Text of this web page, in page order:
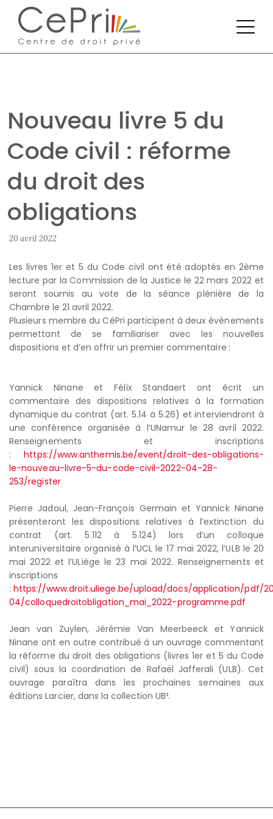
Nouveau livre 5 du
Code civil : réforme
du droit des
obligations
20 avril 2022
Les livres 1er et 5 du Code civil ont été adoptés en 2ème
lecture par la Commission de la Justice le 22 mars 2022 et
seront soumis au vote de la séance plénière de la
Chambre le 21 avril 2022.
Plusieurs membre du CéPri participent à deux évènements
permettant de se familiariser avec les nouvelles
dispositions et d’en offrir un premier commentaire :
Yannick Ninane et Félix Standaert ont écrit un
commentaire des dispositions relatives à la formation
dynamique du contrat (art. 5.14 à 5.26) et interviendront à
une conférence organisée à l’UNamur le 28 avril 2022.
Renseignements et inscriptions
:https://www.anthemis.be/event/droit-des-obligations-
le-nouveau-livre-5-du-code-civil-2022-04-28-
253/register
Pierre Jadoul, Jean-François Germain et Yannick Ninane
présenteront les dispositions relatives à l’extinction du
contrat (art. 5.112 à 5.124) lors d’un colloque
interuniversitaire organisé à l’UCL le 17 mai 2022, l’ULB le 20
mai 2022 et l’ULiège le 23 mai 2022. Renseignements et
inscriptions
: https://www.droit.uliege.be/upload/docs/application/pdf/
04/colloquedroitobligation_mai_2022-programme.pdf
Jean van Zuylen, Jérémie Van Meerbeeck et Yannick
Ninane ont en outre contribué à un ouvrage commentant
la réforme du droit des obligations (livres 1er et 5 du Code
civil) sous la coordination de Rafaël Jafferali (ULB). Cet
ouvrage paraîtra dans les prochaines semaines aux
éditions Larcier, dans la collection UB³.